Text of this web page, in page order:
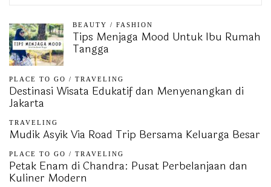
BEAUTY / FASHION
Tips Menjaga Mood Untuk Ibu Rumah
Tangga
PLACE TO GO / TRAVELING
Destinasi Wisata Edukatif dan Menyenangkan di
Jakarta
TRAVELING
Mudik Asyik Via Road Trip Bersama Keluarga Besar
PLACE TO GO / TRAVELING
Petak Enam di Chandra: Pusat Perbelanjaan dan
Kuliner Modern